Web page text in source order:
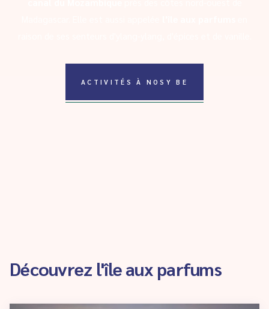
ACTIVITÉS À NOSY BE
Découvrez l'île aux parfums